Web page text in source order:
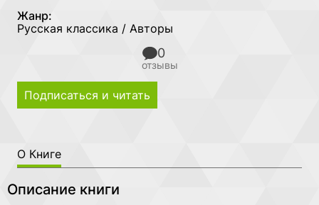
Жанр:
Русская классика / Авторы
0
отзывы
Подписаться и читать
О Книге
Описание книги